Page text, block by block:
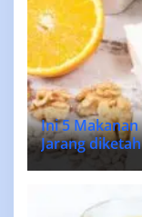
Ini 5 Makanan
Jarang